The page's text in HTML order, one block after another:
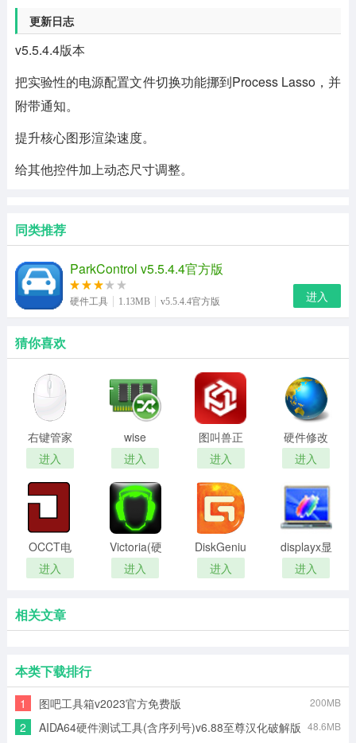
更新日志
v5.5.4.4版本
把实验性的电源配置文件切换功能挪到Process Lasso，并
附带通知。
提升核心图形渲染速度。
给其他控件加上动态尺寸调整。
同类推荐
ParkControl v5.5.4.4官方版
硬件工具 1.13MB v5.5.4.4官方版 进入
猜你喜欢
右键管家
进入
wise
memory
optimizer
进入
图叫兽正
式版
进入
硬件修改
大师(电脑
硬件信息
修改工具)
进入
OCCT电
池检测工
具
进入
Victoria(硬
盘坏道检
测工具)
进入
DiskGenius(DG
磁盘工具)
进入
displayx显
示器测试
进入
相关文章
本类下载排行
1 图吧工具箱v2023官方免费版 200MB
2 AIDA64硬件测试工具(含序列号)v6.88至尊汉化破解版 48.6MB